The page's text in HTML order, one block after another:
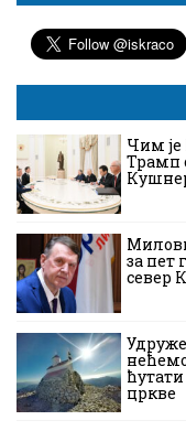
Чим је
Трамп
за пет
север
цркве